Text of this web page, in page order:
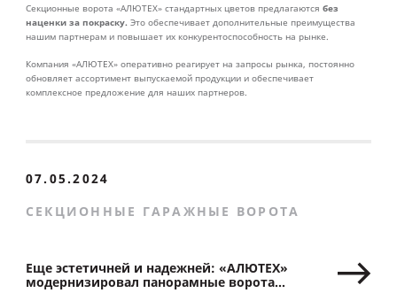
Секционные ворота «АЛЮТЕХ» стандартных цветов предлагаются без
наценки за покраску. Это обеспечивает дополнительные преимущества
нашим партнерам и повышает их конкурентоспособность на рынке.
Компания «АЛЮТЕХ» оперативно реагирует на запросы рынка, постоянно
обновляет ассортимент выпускаемой продукции и обеспечивает
комплексное предложение для наших партнеров.
07.05.2024
СЕКЦИОННЫЕ ГАРАЖНЫЕ ВОРОТА
Еще эстетичней и надежней: «АЛЮТЕХ»
модернизировал панорамные ворота